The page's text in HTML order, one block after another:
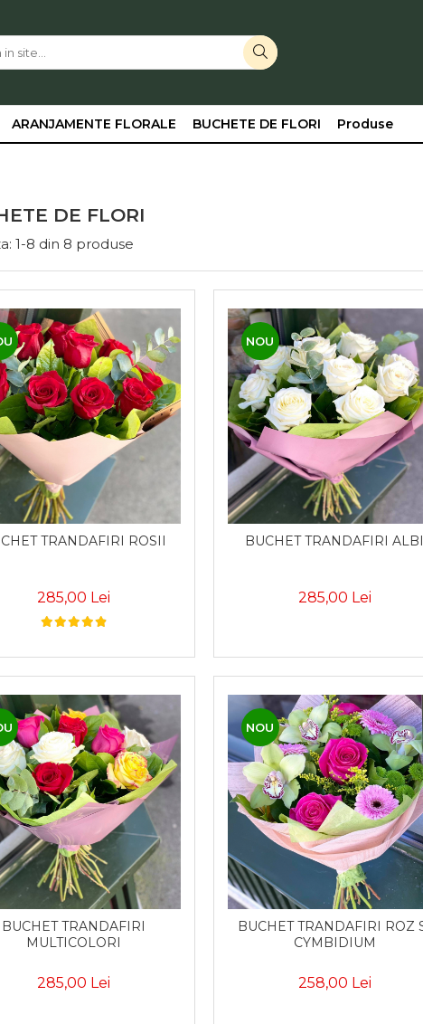
ARANJAMENTE FLORALE BUCHETE DE FLORI Produse
DE FLORI
1-8 din 8 produse
TRANDAFIRI ROSII
285,00 Lei
NOU
BUCHET TRANDAFIRI ALBI
285,00 Lei
BUCHET TRANDAFIRI
MULTICOLORI
285,00 Lei
NOU
BUCHET TRANDAFIRI ROZ SI
CYMBIDIUM
258,00 Lei